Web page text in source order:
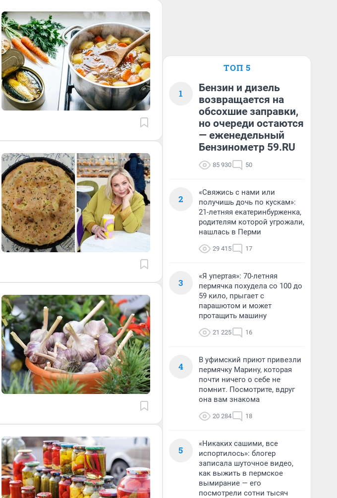
ТОП 5
1
Бензин и дизель
возвращается на
обсохшие заправки,
но очереди остаются
— еженедельный
Бензинометр 59.RU
85 930 50
2
«Свяжись с нами или
получишь дочь по кускам»:
21-летняя екатеринбурженка,
родителям которой угрожали,
нашлась в Перми
29 415 17
3
«Я упертая»: 70-летняя
пермячка похудела со 100 до
59 кило, прыгает с
парашютом и может
протащить машину
21 225 16
4
В уфимский приют привезли
пермячку Марину, которая
почти ничего о себе не
помнит. Посмотрите, вдруг
она вам знакома
20 284 18
5
«Никаких сашими, все
испортилось»: блогер
записала шуточное видео,
как выжить в пермское
вымирание — его
посмотрели сотни тысяч